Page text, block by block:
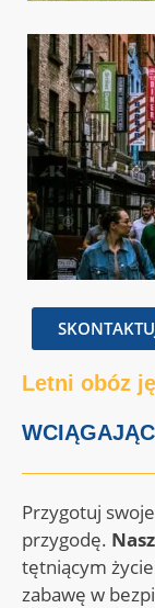
Letni obóz
Przygotuj
przygodę.
tętniącym
zabawę w